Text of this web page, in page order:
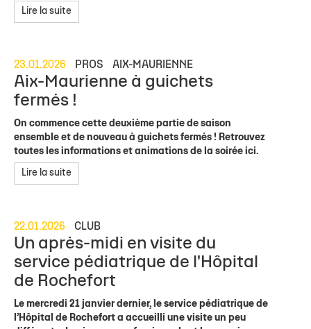
Lire la suite
23.01.2026 PROS AIX-MAURIENNE
Aix-Maurienne à guichets
fermés !
On commence cette deuxième partie de saison
ensemble et de nouveau à guichets fermés ! Retrouvez
toutes les informations et animations de la soirée ici.
Lire la suite
22.01.2026 CLUB
Un après-midi en visite du
service pédiatrique de l'Hôpital
de Rochefort
Le mercredi 21 janvier dernier, le service pédiatrique de
l’Hôpital de Rochefort a accueilli une visite un peu